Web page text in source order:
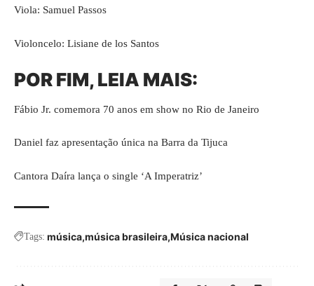
Viola: Samuel Passos
Violoncelo: Lisiane de los Santos
POR FIM, LEIA MAIS:
Fábio Jr. comemora 70 anos em show no Rio de Janeiro
Daniel faz apresentação única na Barra da Tijuca
Cantora Daíra lança o single ‘A Imperatriz’
Tags: música música brasileira Música nacional